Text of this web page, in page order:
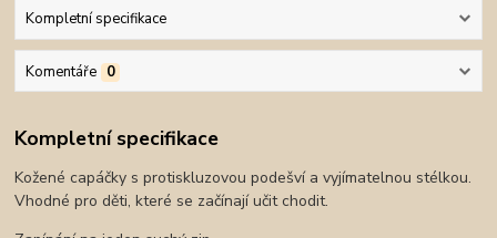
Kompletní specifikace
Komentáře 0
Kompletní specifikace
Kožené capáčky s protiskluzovou podešví a vyjímatelnou stélkou.
Vhodné pro děti, které se začínají učit chodit.